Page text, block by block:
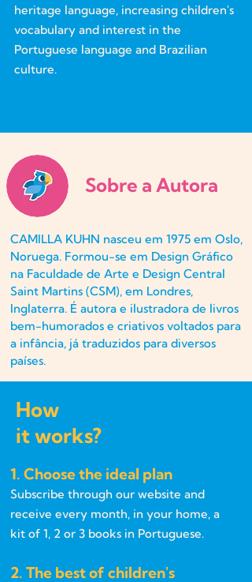
heritage language, increasing children's
vocabulary and interest in the
Portuguese language and Brazilian
culture.
Sobre a Autora
CAMILLA KUHN nasceu em 1975 em Oslo,
Noruega. Formou-se em Design Gráfico
na Faculdade de Arte e Design Central
Saint Martins (CSM), em Londres,
Inglaterra. É autora e ilustradora de livros
bem-humorados e criativos voltados para
a infância, já traduzidos para diversos
países.
How
it works?
1. Choose the ideal plan
Subscribe through our website and
receive every month, in your home, a
kit of 1, 2 or 3 books in Portuguese.
2. The best of children's